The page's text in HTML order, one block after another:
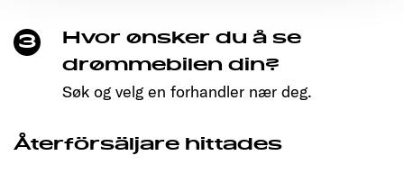
3
Hvor ønsker du å se
drømmebilen din?
Søk og velg en forhandler nær deg.
Återförsäljare hittades